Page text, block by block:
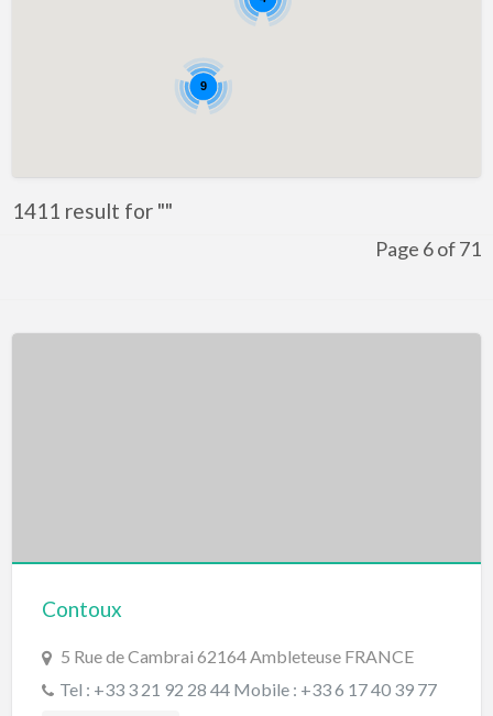
9
1411 result for ""
Page 6 of 71
Contoux
5 Rue de Cambrai 62164 Ambleteuse FRANCE
Tel : +33 3 21 92 28 44 Mobile : +33 6 17 40 39 77